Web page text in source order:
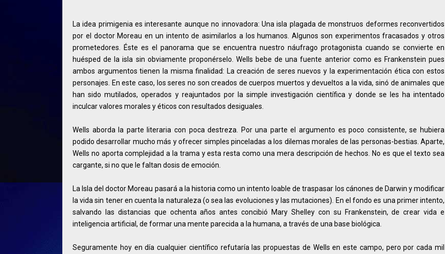
La idea primigenia es interesante aunque no innovadora: Una isla plagada de monstruos deformes reconvertidos
por el doctor Moreau en un intento de asimilarlos a los humanos. Algunos son experimentos fracasados y otros
prometedores. Éste es el panorama que se encuentra nuestro náufrago protagonista cuando se convierte en
huésped de la isla sin obviamente proponérselo. Wells bebe de una fuente anterior como es Frankenstein pues
ambos argumentos tienen la misma finalidad: La creación de seres nuevos y la experimentación ética con estos
personajes. En este caso, los seres no son creados de cuerpos muertos y devueltos a la vida, sinó de animales que
han sido mutilados, operados y reajuntados por la simple investigación científica y donde se les ha intentado
inculcar valores morales y éticos con resultados desiguales.
Wells aborda la parte literaria con poca destreza. Por una parte el argumento es poco consistente, se hubiera
podido desarrollar mucho más y ofrecer simples pinceladas a los dilemas morales de las personas-bestias. Aparte,
Wells no aporta complejidad a la trama y esta resta como una mera descripción de hechos. No es que el texto sea
cargante, si no que le faltan dosis de emoción.
La Isla del doctor Moreau pasará a la historia como un intento loable de traspasar los cánones de Darwin y modificar
la vida sin tener en cuenta la naturaleza (o sea las evoluciones y las mutaciones). En el fondo es una primer intento,
salvando las distancias que ochenta años antes concibió Mary Shelley con su Frankenstein, de crear vida e
inteligencia artificial, de formar una mente parecida a la humana, a través de una base biológica.
Seguramente hoy en día cualquier científico refutaría las propuestas de Wells en este campo, pero por cada mil